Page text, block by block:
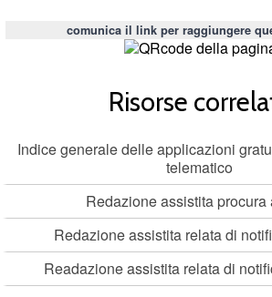
comunica il link per raggiungere
Risorse
Indice generale delle applicazioni
telematico
Redazione assistita procura
Redazione assistita relata di
Readazione assistita relata di